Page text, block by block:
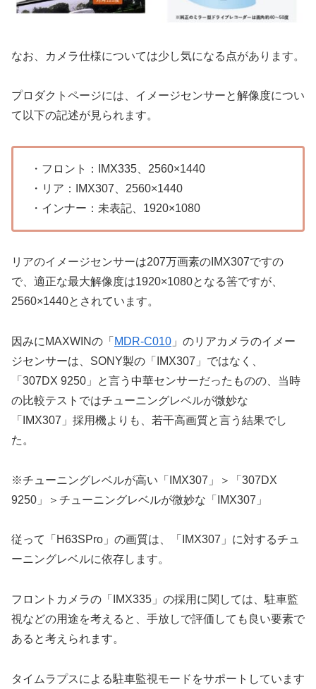
なお、カメラ仕様については少し気になる点があります。
プロダクトページには、イメージセンサーと解像度につい
て以下の記述が見られます。
・フロント：IMX335、2560×1440
・リア：IMX307、2560×1440
・インナー：未表記、1920×1080
リアのイメージセンサーは207万画素のIMX307ですの
で、適正な最大解像度は1920×1080となる筈ですが、
2560×1440とされています。
因みにMAXWINの「 MDR-C010 」のリアカメラのイメー
ジセンサーは、SONY製の「IMX307」ではなく、
「307DX 9250」と言う中華センサーだったものの、当時
の比較テストではチューニングレベルが微妙な
「IMX307」採用機よりも、若干高画質と言う結果でし
た。
※チューニングレベルが高い「IMX307」＞「307DX
9250」＞チューニングレベルが微妙な「IMX307」
従って「H63SPro」の画質は、「IMX307」に対するチュ
ーニングレベルに依存します。
フロントカメラの「IMX335」の採用に関しては、駐車監
視などの用途を考えると、手放しで評価しても良い要素で
あると考えられます。
タイムラプスによる駐車監視モードをサポートしています